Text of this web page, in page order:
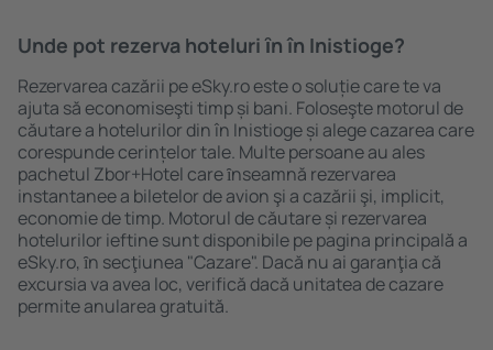
Unde pot rezerva hoteluri ȋn în Inistioge?
Rezervarea cazării pe eSky.ro este o soluție care te va
ajuta să economiseşti timp și bani. Foloseşte motorul de
căutare a hotelurilor din în Inistioge și alege cazarea care
corespunde cerințelor tale. Multe persoane au ales
pachetul Zbor+Hotel care ȋnseamnă rezervarea
instantanee a biletelor de avion şi a cazării şi, implicit,
economie de timp. Motorul de căutare și rezervarea
hotelurilor ieftine sunt disponibile pe pagina principală a
eSky.ro, ȋn secţiunea "Cazare". Dacă nu ai garanţia că
excursia va avea loc, verifică dacă unitatea de cazare
permite anularea gratuită.